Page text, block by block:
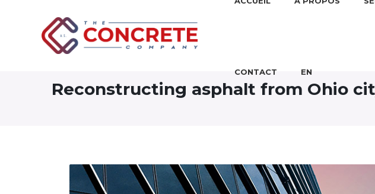
CONTACT EN
Reconstructing asphalt from Ohio